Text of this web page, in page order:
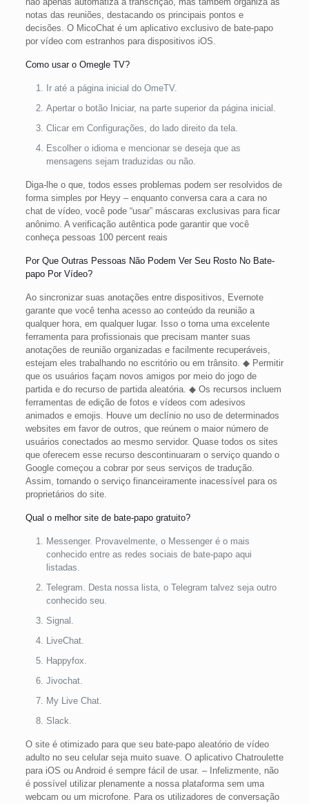
notas das reuniões, destacando os principais pontos e
decisões. O MicoChat é um aplicativo exclusivo de bate-papo
por vídeo com estranhos para dispositivos iOS.
Como usar o Omegle TV?
Ir até a página inicial do OmeTV.
Apertar o botão Iniciar, na parte superior da página inicial.
Clicar em Configurações, do lado direito da tela.
Escolher o idioma e mencionar se deseja que as
mensagens sejam traduzidas ou não.
Diga-lhe o que, todos esses problemas podem ser resolvidos de
forma simples por Heyy – enquanto conversa cara a cara no
chat de vídeo, você pode “usar” máscaras exclusivas para ficar
anônimo. A verificação autêntica pode garantir que você
conheça pessoas 100 percent reais
Por Que Outras Pessoas Não Podem Ver Seu Rosto No Bate-
papo Por Vídeo?
Ao sincronizar suas anotações entre dispositivos, Evernote
garante que você tenha acesso ao conteúdo da reunião a
qualquer hora, em qualquer lugar. Isso o torna uma excelente
ferramenta para profissionais que precisam manter suas
anotações de reunião organizadas e facilmente recuperáveis,
estejam eles trabalhando no escritório ou em trânsito. ◆ Permitir
que os usuários façam novos amigos por meio do jogo de
partida e do recurso de partida aleatória. ◆ Os recursos incluem
ferramentas de edição de fotos e vídeos com adesivos
animados e emojis. Houve um declínio no uso de determinados
websites em favor de outros, que reúnem o maior número de
usuários conectados ao mesmo servidor. Quase todos os sites
que oferecem esse recurso descontinuaram o serviço quando o
Google começou a cobrar por seus serviços de tradução.
Assim, tornando o serviço financeiramente inacessível para os
proprietários do site.
Qual o melhor site de bate-papo gratuito?
Messenger. Provavelmente, o Messenger é o mais
conhecido entre as redes sociais de bate-papo aqui
listadas.
Telegram. Desta nossa lista, o Telegram talvez seja outro
conhecido seu.
Signal.
LiveChat.
Happyfox.
Jivochat.
My Live Chat.
Slack.
O site é otimizado para que seu bate-papo aleatório de vídeo
adulto no seu celular seja muito suave. O aplicativo Chatroulette
para iOS ou Android é sempre fácil de usar. – Infelizmente, não
é possível utilizar plenamente a nossa plataforma sem uma
webcam ou um microfone. Para os utilizadores de conversação